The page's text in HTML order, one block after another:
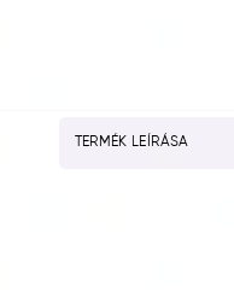
TERMÉK LEÍRÁSA